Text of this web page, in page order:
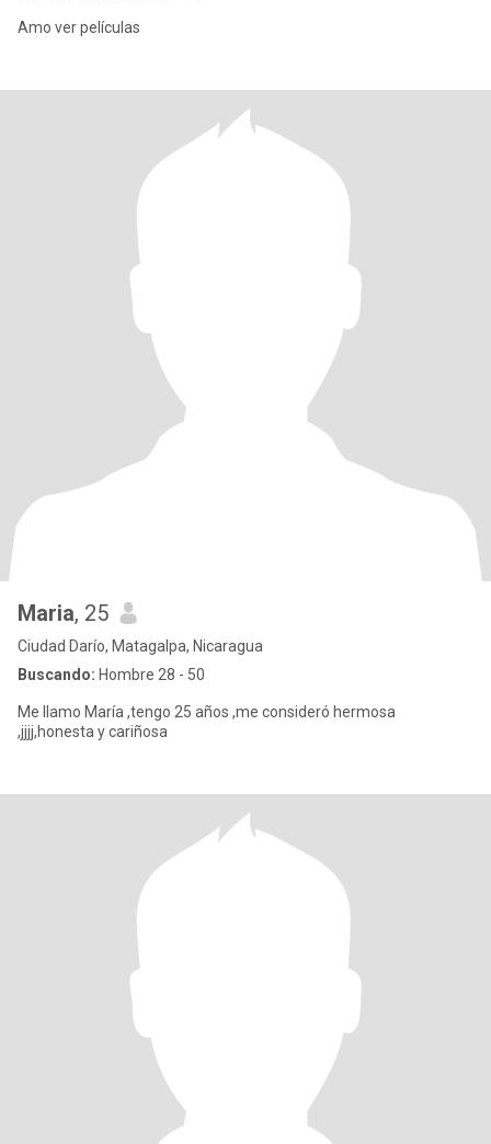
Amo ver películas
Maria, 25
Ciudad Darío, Matagalpa, Nicaragua
Buscando: Hombre 28 - 50
Me llamo María ,tengo 25 años ,me consideró hermosa
,jjjj,honesta y cariñosa